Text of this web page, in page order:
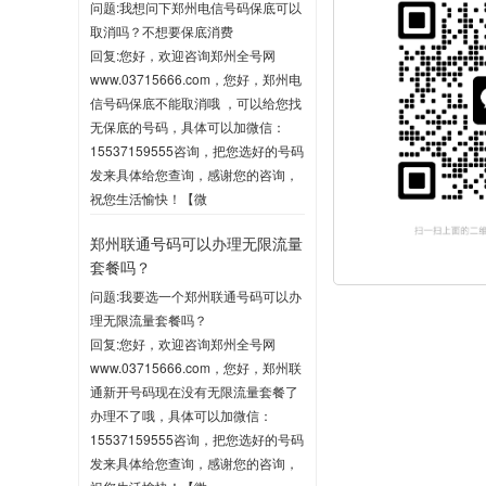
问题:我想问下郑州电信号码保底可以
取消吗？不想要保底消费
回复:您好，欢迎咨询郑州全号网
www.03715666.com，您好，郑州电
信号码保底不能取消哦 ，可以给您找
无保底的号码，具体可以加微信：
15537159555咨询，把您选好的号码
发来具体给您查询，感谢您的咨询，
祝您生活愉快！【微
2020-06-03 10:04
郑州联通号码可以办理无限流量
套餐吗？
问题:我要选一个郑州联通号码可以办
理无限流量套餐吗？
回复:您好，欢迎咨询郑州全号网
www.03715666.com，您好，郑州联
通新开号码现在没有无限流量套餐了
办理不了哦，具体可以加微信：
15537159555咨询，把您选好的号码
发来具体给您查询，感谢您的咨询，